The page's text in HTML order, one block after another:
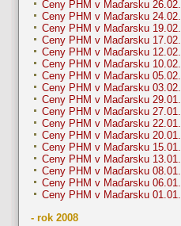
Ceny PHM v Maďarsku 26.02.
Ceny PHM v Maďarsku 24.02.
Ceny PHM v Maďarsku 19.02.
Ceny PHM v Maďarsku 17.02.
Ceny PHM v Maďarsku 12.02.
Ceny PHM v Maďarsku 10.02.
Ceny PHM v Maďarsku 05.02.
Ceny PHM v Maďarsku 03.02.
Ceny PHM v Maďarsku 29.01.
Ceny PHM v Maďarsku 27.01.
Ceny PHM v Maďarsku 22.01.
Ceny PHM v Maďarsku 20.01.
Ceny PHM v Maďarsku 15.01.
Ceny PHM v Maďarsku 13.01.
Ceny PHM v Maďarsku 08.01.
Ceny PHM v Maďarsku 06.01.
Ceny PHM v Maďarsku 01.01.
- rok 2008